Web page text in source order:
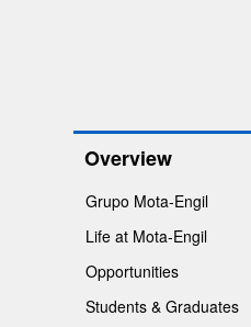
Overview
Grupo Mota-Engil
Life at Mota-Engil
Opportunities
Students & Graduates